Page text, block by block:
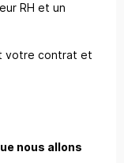
RH et un
votre contrat et
nous allons